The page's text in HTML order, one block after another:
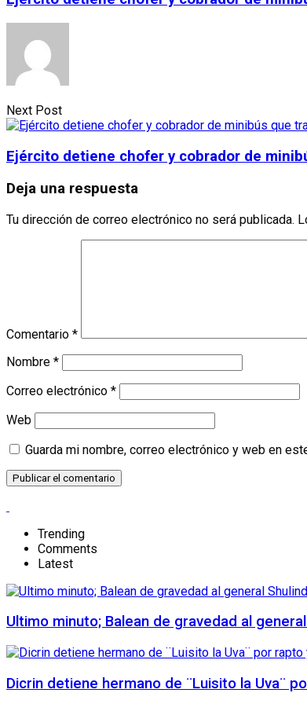
Next Post
Ejército detiene chofer y cobrador de
Deja una respuesta
Tu dirección de correo electrónico no será publicada.
Comentario *
Nombre *
Correo electrónico *
Web
Guarda mi nombre, correo electrónico y web en
Trending
Comments
Latest
Ultimo minuto; Balean de gravedad al
Dicrin detiene hermano de ¨Luisito la Uva¨